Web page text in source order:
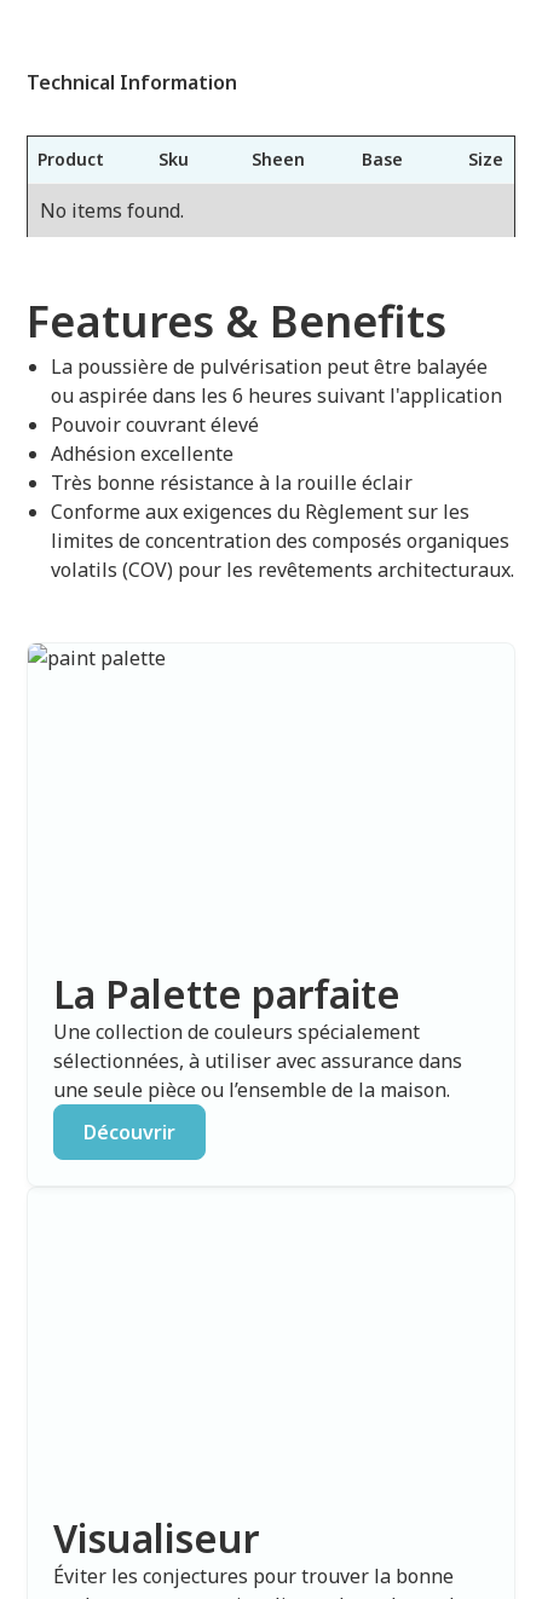
Technical Information
Product Sku Sheen Base Size
No items found.
Features & Benefits
La poussière de pulvérisation peut être balayée
ou aspirée dans les 6 heures suivant l'application
Pouvoir couvrant élevé
Adhésion excellente
Très bonne résistance à la rouille éclair
Conforme aux exigences du Règlement sur les
limites de concentration des composés organiques
volatils (COV) pour les revêtements architecturaux.
La Palette parfaite
Une collection de couleurs spécialement
sélectionnées, à utiliser avec assurance dans
une seule pièce ou l’ensemble de la maison.
Découvrir
Visualiseur
Éviter les conjectures pour trouver la bonne